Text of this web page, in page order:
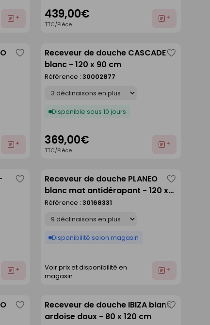
Ajouter
439,00€
TTC/Pièce
Ajouter
Ajouter
Enregistrer
comme
Receveur de douche CASCADE
blanc - 120 x 90 cm
Référence : 30002877
Disponible sous 10 jours
369,00€
TTC/Pièce
Ajouter
Ajouter
Enregistrer
comme
Receveur de douche PLANEO
blanc mat antidérapant - 120 x
90 cm
Référence : 30168331
Disponibilité selon magasin
Voir prix et disponibilité en
magasin
Ajouter
comme
Enregistrer
comme
Receveur de douche IBIZA blanc
ardoise doux - 80 x 120 cm